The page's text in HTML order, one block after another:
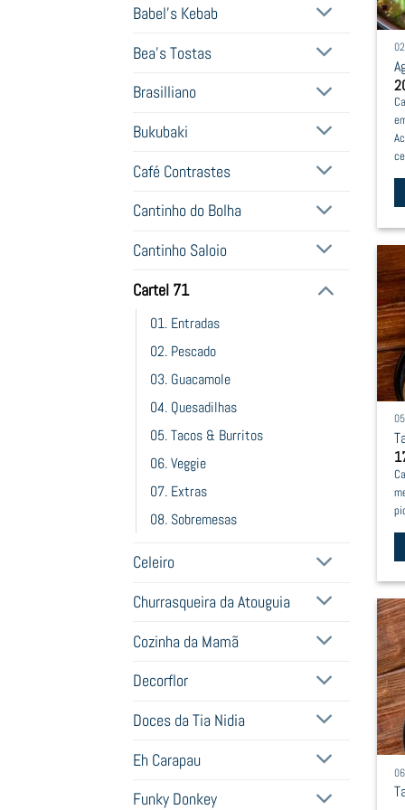
Babel's Kebab
Bea's Tostas
Brasilliano
Bukubaki
Café Contrastes
Cantinho do Bolha
Cantinho Saloio
Cartel 71
01. Entradas
02. Pescado
03. Guacamole
04. Quesadilhas
05. Tacos & Burritos
06. Veggie
07. Extras
08. Sobremesas
Celeiro
Churrasqueira da Atouguia
Cozinha da Mamã
Decorflor
Doces da Tia Nidia
Eh Carapau
Funky Donkey